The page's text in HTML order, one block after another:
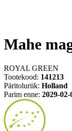
Mahe
ROYAL GREEN
Tootekood: 141213
Päritoluriik: Holland
Parim enne: 2029-02-